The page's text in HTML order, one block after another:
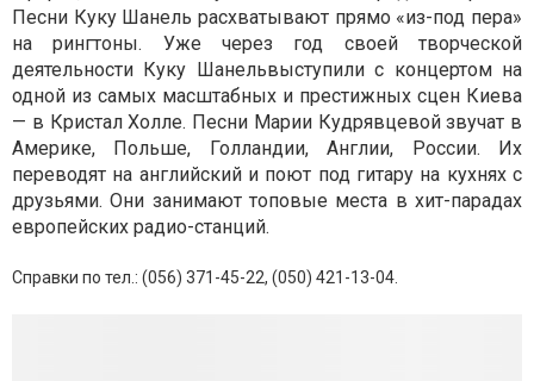
Песни Куку Шанель расхватывают прямо «из-под пера»
на рингтоны. Уже через год своей творческой
деятельности Куку Шанельвыступили с концертом на
одной из самых масштабных и престижных сцен Киева
— в Кристал Холле. Песни Марии Кудрявцевой звучат в
Америке, Польше, Голландии, Англии, России. Их
переводят на английский и поют под гитару на кухнях с
друзьями. Они занимают топовые места в хит-парадах
европейских радио-станций.
Справки по тел.: (056) 371-45-22, (050) 421-13-04.